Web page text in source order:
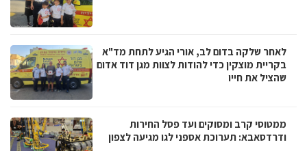
לאחר שלקה בדום לב, אורי הגיע לתחת מד"א
בקריית מוצקין כדי להודות לצוות מגן דוד אדום
שהציל את חייו
ממטוסי קרב ומסוקים ועד פסל החירות
ודרדסאבא: תערוכת אספני לגו מגיעה לצפון